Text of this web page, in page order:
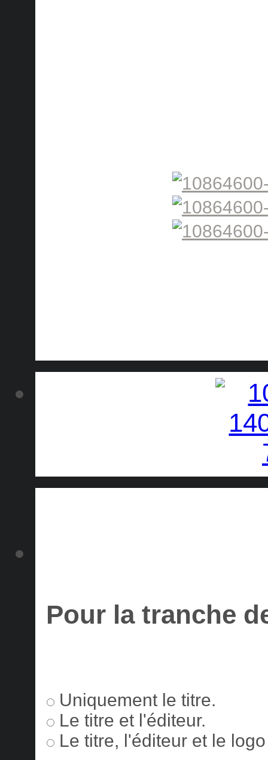
Pour la tranche
Uniquement le titre.
Le titre et l'éditeur.
Le titre, l'éditeur et le